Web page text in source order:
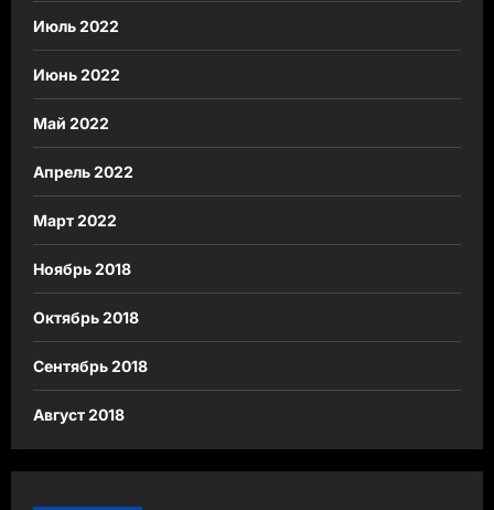
Июль 2022
Июнь 2022
Май 2022
Апрель 2022
Март 2022
Ноябрь 2018
Октябрь 2018
Сентябрь 2018
Август 2018